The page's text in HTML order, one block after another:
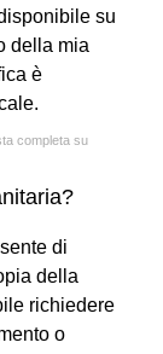
su
della mia
è
completa su
di
della
richiedere
o